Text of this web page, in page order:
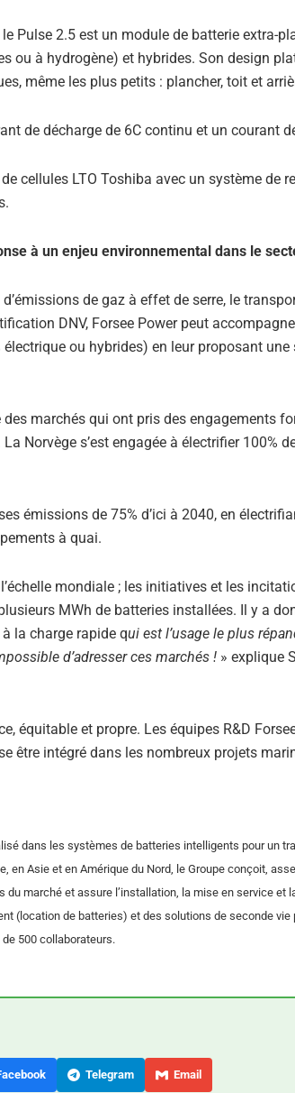
Pulse 2.5 est un module de batterie extra-
ou à hydrogène) et hybrides. Son design
même les plus petits : plancher, toit et
de décharge de 6C continu et un courant
de cellules LTO Toshiba avec un système
à un enjeu environnemental dans le
de gaz à effet de serre, le
DNV, Forsee Power peut
électrique ou hybrides) en leur proposant
marchés qui ont pris des engagements
Norvège s’est engagée à électrifier 100%
émissions de 75% d’ici à 2040, en
à quai.
mondiale ; les initiatives et les
MWh de batteries installées. Il y a
la charge rapide qui est l’usage le plus
d’adresser ces marchés ! » explique
équitable et propre. Les équipes R&D
être intégré dans les nombreux projets
dans les systèmes de batteries intelligents pour un
en Asie et en Amérique du Nord, le Groupe conçoit,
du marché et assure l’installation, la mise en service
(location de batteries) et des solutions de seconde
500 collaborateurs.
Telegram Email